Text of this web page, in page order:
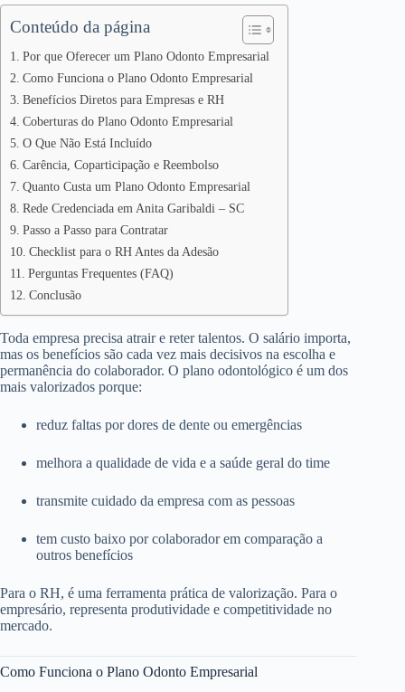
Conteúdo da página
Por que Oferecer um Plano Odonto Empresarial
Como Funciona o Plano Odonto Empresarial
Benefícios Diretos para Empresas e RH
Coberturas do Plano Odonto Empresarial
O Que Não Está Incluído
Carência, Coparticipação e Reembolso
Quanto Custa um Plano Odonto Empresarial
Rede Credenciada em Anita Garibaldi – SC
Passo a Passo para Contratar
Checklist para o RH Antes da Adesão
Perguntas Frequentes (FAQ)
Conclusão
Toda empresa precisa atrair e reter talentos. O salário importa,
mas os benefícios são cada vez mais decisivos na escolha e
permanência do colaborador. O plano odontológico é um dos
mais valorizados porque:
reduz faltas por dores de dente ou emergências
melhora a qualidade de vida e a saúde geral do time
transmite cuidado da empresa com as pessoas
tem custo baixo por colaborador em comparação a
outros benefícios
Para o RH, é uma ferramenta prática de valorização. Para o
empresário, representa produtividade e competitividade no
mercado.
Como Funciona o Plano Odonto Empresarial